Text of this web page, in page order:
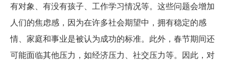
有对象、有没有孩子、工作学习情况等。这些问题会增加
人们的焦虑感，因为在许多社会期望中，拥有稳定的感
情、家庭和事业是被认为成功的标准。此外，春节期间还
可能面临其他压力，如经济压力、社交压力等。因此，对